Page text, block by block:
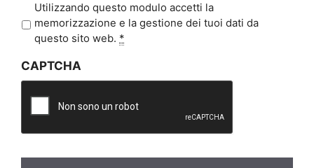
r
a
c
*
Utilizzando questo modulo accetti la
memorizzazione e la gestione dei tuoi dati da
questo sito web. *
CAPTCHA